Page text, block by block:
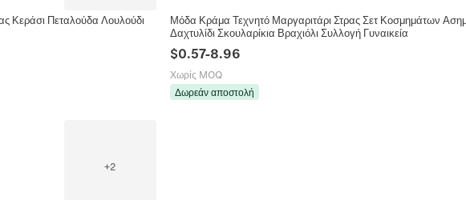
Κεράσι Πεταλούδα Λουλούδι
Μόδα Κράμα Τεχνητό Μαργαριτάρι Στρας Σετ Κοσμημάτων
Δαχτυλίδι Σκουλαρίκια Βραχιόλι Συλλογή Γυναικεία
$0.57-8.96
Χωρίς MOQ
Δωρεάν αποστολή
+2